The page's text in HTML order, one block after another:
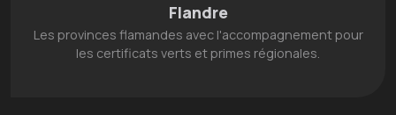
Flandre
Les provinces flamandes avec l'accompagnement pour
les certificats verts et primes régionales.